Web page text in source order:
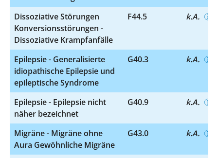
Dissoziative Störungen
Konversionsstörungen -
Dissoziative Krampfanfälle
F44.5 k.A.
Epilepsie - Generalisierte
idiopathische Epilepsie und
epileptische Syndrome
G40.3 k.A.
Epilepsie - Epilepsie nicht
näher bezeichnet
G40.9 k.A.
Migräne - Migräne ohne
Aura Gewöhnliche Migräne
G43.0 k.A.